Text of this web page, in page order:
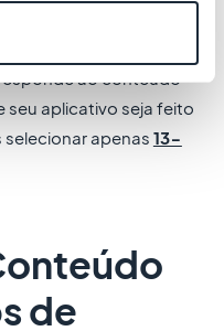
ao conteúdo
seu aplicativo seja feito
apenas 13-
de